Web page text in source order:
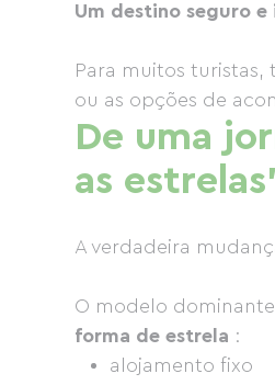
Um destino seguro
Para muitos turistas,
ou as opções de
De uma
as
A verdadeira
O modelo
forma de estrela :
alojamento fixo